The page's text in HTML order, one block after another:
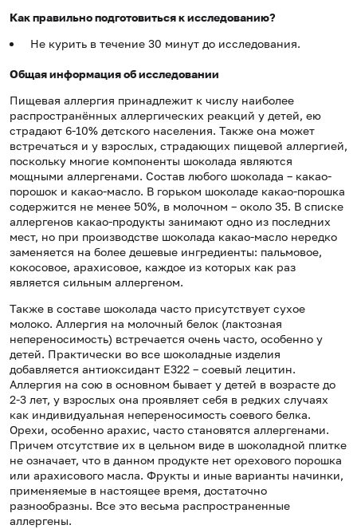
Как правильно подготовиться к исследованию?
Не курить в течение 30 минут до исследования.
Общая информация об исследовании
Пищевая аллергия принадлежит к числу наиболее
распространённых аллергических реакций у детей, ею
страдают 6-10% детского населения. Также она может
встречаться и у взрослых, страдающих пищевой аллергией,
поскольку многие компоненты шоколада являются
мощными аллергенами. Состав любого шоколада – какао-
порошок и какао-масло. В горьком шоколаде какао-порошка
содержится не менее 50%, в молочном – около 35. В списке
аллергенов какао-продукты занимают одно из последних
мест, но при производстве шоколада какао-масло нередко
заменяется на более дешевые ингредиенты: пальмовое,
кокосовое, арахисовое, каждое из которых как раз
является сильным аллергеном.
Также в составе шоколада часто присутствует сухое
молоко. Аллергия на молочный белок (лактозная
непереносимость) встречается очень часто, особенно у
детей. Практически во все шоколадные изделия
добавляется антиоксидант Е322 – соевый лецитин.
Аллергия на сою в основном бывает у детей в возрасте до
2-3 лет, у взрослых она проявляет себя в редких случаях
как индивидуальная непереносимость соевого белка.
Орехи, особенно арахис, часто становятся аллергенами.
Причем отсутствие их в цельном виде в шоколадной плитке
не означает, что в данном продукте нет орехового порошка
или арахисового масла. Фрукты и иные варианты начинки,
применяемые в настоящее время, достаточно
разнообразны. Все это весьма распространенные
аллергены.